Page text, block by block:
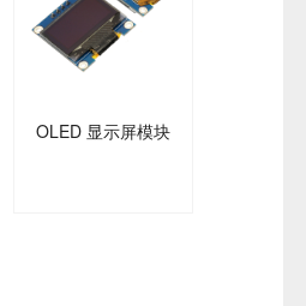
OLED 显示屏模块